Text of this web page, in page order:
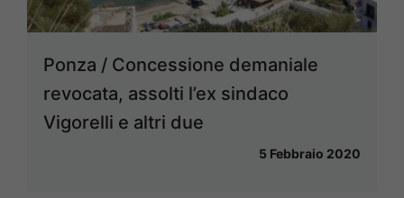
Ponza / Concessione demaniale
revocata, assolti l’ex sindaco
Vigorelli e altri due
5 Febbraio 2020